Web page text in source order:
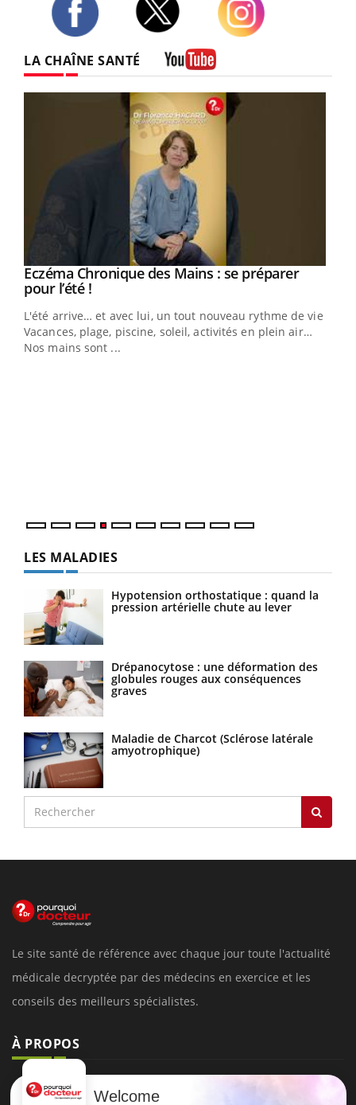
LA CHAÎNE SANTÉ
Youtube
Eczéma Chronique des Mains : se préparer
pour l’été !Youtube
L'été arrive… et avec lui, un tout nouveau rythme de vie !
Vacances, plage, piscine, soleil, activités en plein air…
Nos mains sont ...
LES MALADIES
Hypotension orthostatique : quand la
pression artérielle chute au lever
Drépanocytose : une déformation des
globules rouges aux conséquences
graves
Maladie de Charcot (Sclérose latérale
amyotrophique)
Le site santé de référence avec chaque jour toute l'actualité
médicale decryptée par des médecins en exercice et les
conseils des meilleurs spécialistes.
À PROPOS
Données personnelles et cookies
Welcome